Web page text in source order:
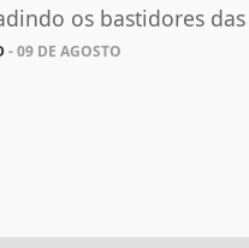
os bastidores
- 09 DE AGOSTO